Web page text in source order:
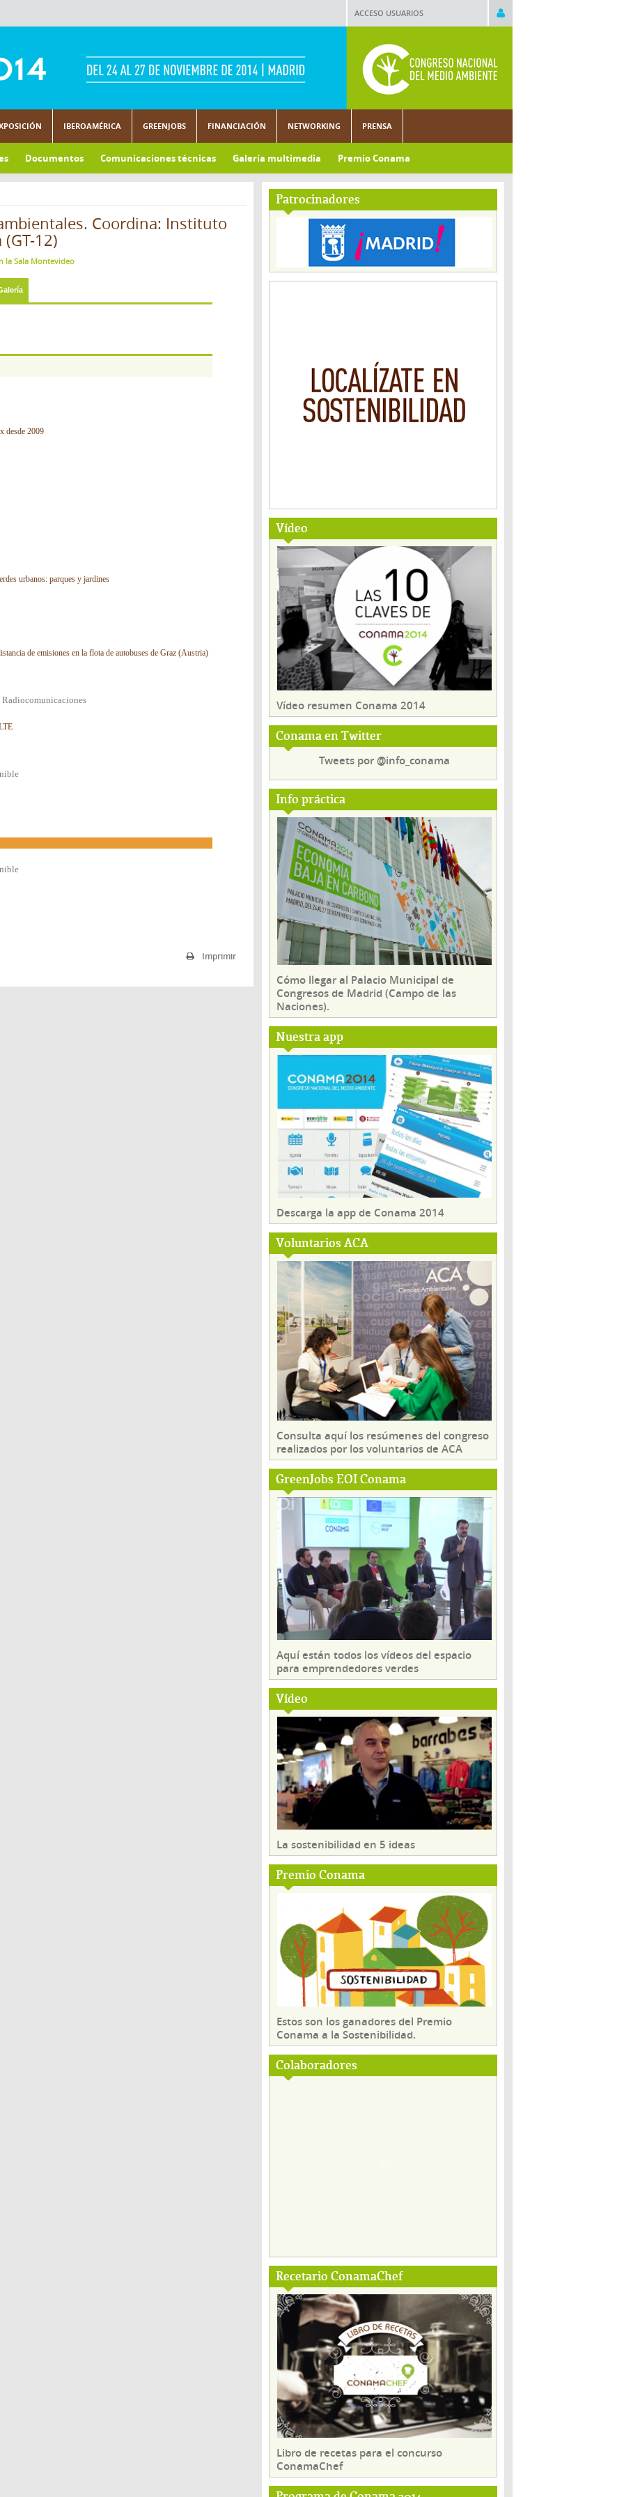
ACCESO USUARIOS
IBEROAMÉRICA GREENJOBS FINANCIACIÓN NETWORKING PRENSA
Documentos Comunicaciones técnicas Galería multimedia Premio Conama
Patrocinadores
Vídeo
Vídeo resumen Conama 2014
Conama en Twitter
Tweets por @info_conama
Info práctica
Cómo llegar al Palacio Municipal de
Congresos de Madrid (Campo de las
Naciones).
Nuestra app
Descarga la app de Conama 2014
Voluntarios ACA
Consulta aquí los resúmenes del congreso
realizados por los voluntarios de ACA
GreenJobs EOI Conama
Aquí están todos los vídeos del espacio
para emprendedores verdes
Vídeo
La sostenibilidad en 5 ideas
Premio Conama
Estos son los ganadores del Premio
Conama a la Sostenibilidad.
Colaboradores
Recetario ConamaChef
Libro de recetas para el concurso
ConamaChef
Coordina: Instituto
12)
la Sala Montevideo
desde 2009
urbanos: parques y jardines
de emisiones en la flota de autobuses de Graz (Austria)
Radiocomunicaciones
Imprimir